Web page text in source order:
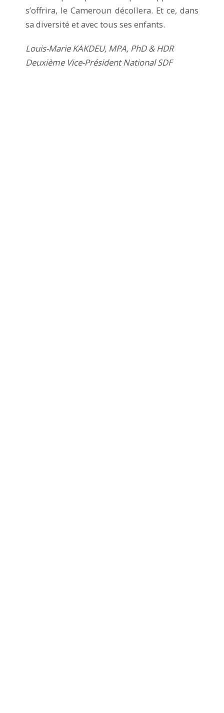
s’offrira, le Cameroun décollera. Et ce, dans
sa diversité et avec tous ses enfants.
Louis-Marie KAKDEU, MPA, PhD & HDR
Deuxième Vice-Président National SDF